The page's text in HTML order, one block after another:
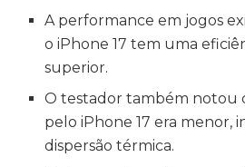
A performance em jogos
o iPhone 17 tem uma
superior.
O testador também notou
pelo iPhone 17 era menor,
dispersão térmica.